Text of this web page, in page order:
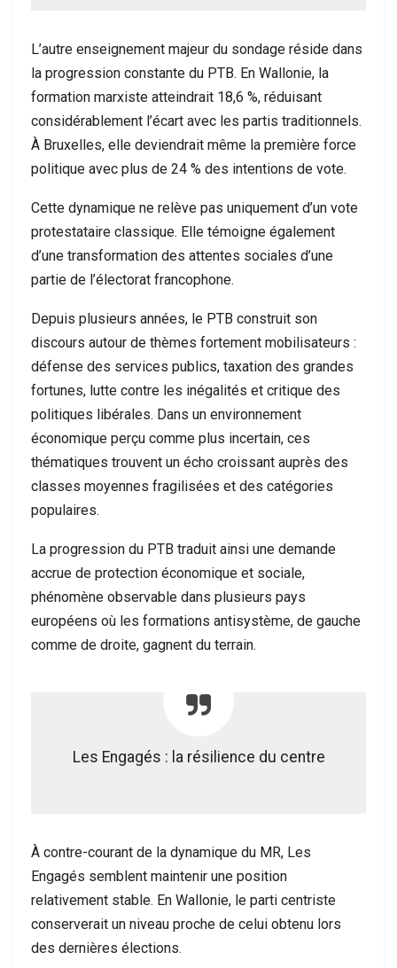
L’autre enseignement majeur du sondage réside dans
la progression constante du PTB. En Wallonie, la
formation marxiste atteindrait 18,6 %, réduisant
considérablement l’écart avec les partis traditionnels.
À Bruxelles, elle deviendrait même la première force
politique avec plus de 24 % des intentions de vote.
Cette dynamique ne relève pas uniquement d’un vote
protestataire classique. Elle témoigne également
d’une transformation des attentes sociales d’une
partie de l’électorat francophone.
Depuis plusieurs années, le PTB construit son
discours autour de thèmes fortement mobilisateurs :
défense des services publics, taxation des grandes
fortunes, lutte contre les inégalités et critique des
politiques libérales. Dans un environnement
économique perçu comme plus incertain, ces
thématiques trouvent un écho croissant auprès des
classes moyennes fragilisées et des catégories
populaires.
La progression du PTB traduit ainsi une demande
accrue de protection économique et sociale,
phénomène observable dans plusieurs pays
européens où les formations antisystème, de gauche
comme de droite, gagnent du terrain.
Les Engagés : la résilience du centre
À contre-courant de la dynamique du MR, Les
Engagés semblent maintenir une position
relativement stable. En Wallonie, le parti centriste
conserverait un niveau proche de celui obtenu lors
des dernières élections.